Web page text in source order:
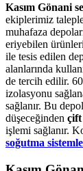
Kasım Gönani
ekiplerimiz
muhafaza
eriyebilen
ile tesis edilen
alanlarında
de tercih edilir.
izolasyonu
sağlanır. Bu
düşeceğinden
işlemi sağlanır.
soğutma